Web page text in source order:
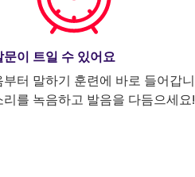
문이 트일 수 있어요
터 말하기 훈련에 바로 들어갑니
리를 녹음하고 발음을 다듬으세요!